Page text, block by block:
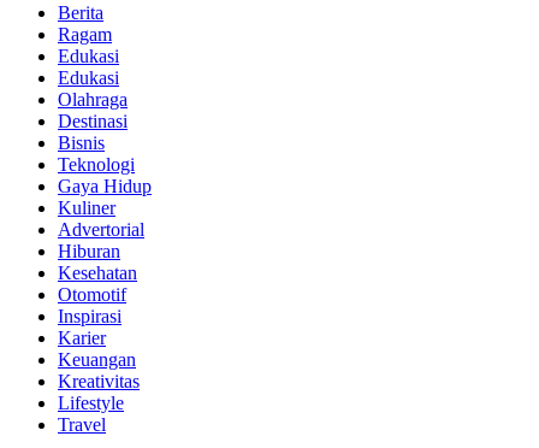
Berita
Ragam
Edukasi
Edukasi
Olahraga
Destinasi
Bisnis
Teknologi
Gaya Hidup
Kuliner
Advertorial
Hiburan
Kesehatan
Otomotif
Inspirasi
Karier
Keuangan
Kreativitas
Lifestyle
Travel